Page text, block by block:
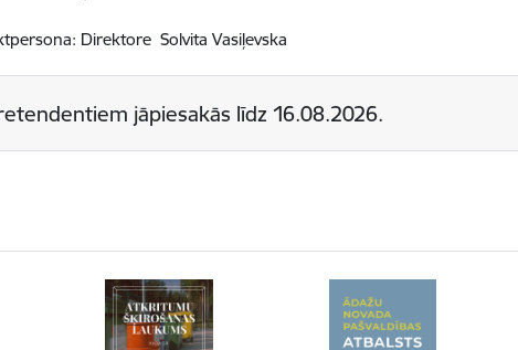
Direktore Solvita Vasiļevska
jāpiesakās līdz 16.08.2026.